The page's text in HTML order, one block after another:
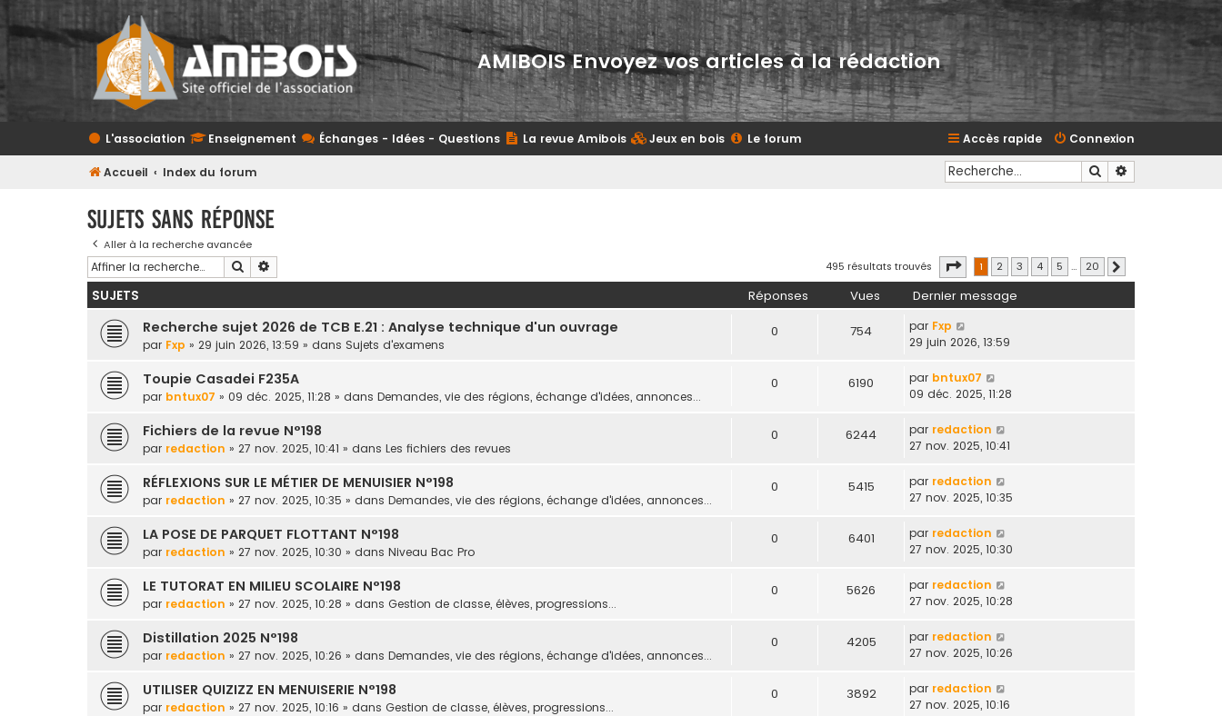
AMIBOIS Envoyez vos articles à la rédaction
L'association Enseignement Échanges - Idées - Questions La revue Amibois Jeux en bois Le forum Connexion
Accès rapide
Accueil Index du forum Rechercher
Sujets sans réponse
Aller à la recherche avancée
Rechercher 495 résultats trouvés Page sur 20
1 2 3 4 5 … 20
SUJETS Réponses Vues Dernier message
Recherche sujet 2026 de TCB E.21 : Analyse technique d'un ouvrage
par Fxp » 29 juin 2026, 13:59 » dans Sujets d'examens
0 754 par Fxp
29 juin 2026, 13:59
Toupie Casadei F235A
par bntux07 » 09 déc. 2025, 11:28 » dans Demandes, vie des régions, échange d'idées, annonces...
0 6190 par bntux07
09 déc. 2025, 11:28
Fichiers de la revue N°198
par redaction » 27 nov. 2025, 10:41 » dans Les fichiers des revues
0 6244 par redaction
27 nov. 2025, 10:41
RÉFLEXIONS SUR LE MÉTIER DE MENUISIER N°198
par redaction » 27 nov. 2025, 10:35 » dans Demandes, vie des régions, échange d'idées, annonces...
0 5415 par redaction
27 nov. 2025, 10:35
LA POSE DE PARQUET FLOTTANT N°198
par redaction » 27 nov. 2025, 10:30 » dans Niveau Bac Pro
0 6401 par redaction
27 nov. 2025, 10:30
LE TUTORAT EN MILIEU SCOLAIRE N°198
par redaction » 27 nov. 2025, 10:28 » dans Gestion de classe, élèves, progressions...
0 5626 par redaction
27 nov. 2025, 10:28
Distillation 2025 N°198
par redaction » 27 nov. 2025, 10:26 » dans Demandes, vie des régions, échange d'idées, annonces...
0 4205 par redaction
27 nov. 2025, 10:26
UTILISER QUIZIZZ EN MENUISERIE N°198
par redaction » 27 nov. 2025, 10:16 » dans Gestion de classe, élèves, progressions...
0 3892 par redaction
27 nov. 2025, 10:16